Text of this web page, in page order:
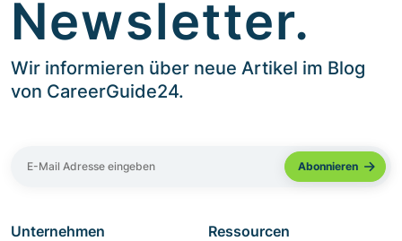
Newsletter.
Wir informieren über neue Artikel im Blog
von CareerGuide24.
Unternehmen Ressourcen